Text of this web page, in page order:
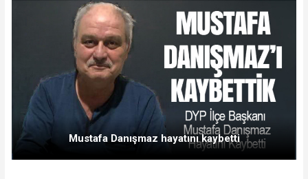
Mustafa Danışmaz hayatını kaybetti